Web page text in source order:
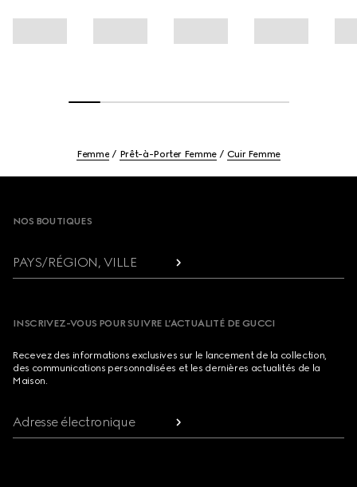
Femme Prêt-à-Porter Femme Cuir Femme
NOS BOUTIQUES
PAYS/RÉGION, VILLE
INSCRIVEZ-VOUS POUR SUIVRE L’ACTUALITÉ DE GUCCI
Recevez des informations exclusives sur le lancement de la collection,
des communications personnalisées et les dernières actualités de la
Maison.
Adresse électronique